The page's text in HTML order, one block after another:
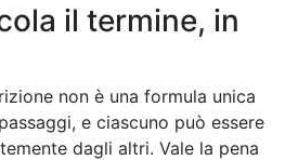
il termine, in
non è una formula unica
e ciascuno può essere
dagli altri. Vale la pena